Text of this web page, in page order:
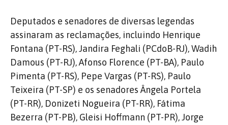
Deputados e senadores de diversas legendas
assinaram as reclamações, incluindo Henrique
Fontana (PT-RS), Jandira Feghali (PCdoB-RJ), Wadih
Damous (PT-RJ), Afonso Florence (PT-BA), Paulo
Pimenta (PT-RS), Pepe Vargas (PT-RS), Paulo
Teixeira (PT-SP) e os senadores Ângela Portela
(PT-RR), Donizeti Nogueira (PT-RR), Fátima
Bezerra (PT-PB), Gleisi Hoffmann (PT-PR), Jorge